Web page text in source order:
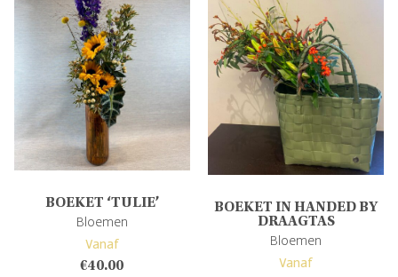
BOEKET ‘TULIE’
Bloemen
Vanaf
€40.00
BOEKET IN HANDED BY
DRAAGTAS
Bloemen
Vanaf